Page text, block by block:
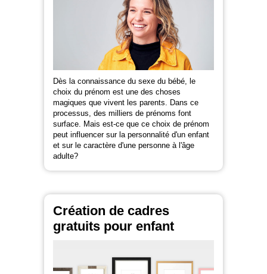
Dès la connaissance du sexe du bébé, le
choix du prénom est une des choses
magiques que vivent les parents. Dans ce
processus, des milliers de prénoms font
surface. Mais est-ce que ce choix de prénom
peut influencer sur la personnalité d'un enfant
et sur le caractère d'une personne à l'âge
adulte?
Création de cadres
gratuits pour enfant